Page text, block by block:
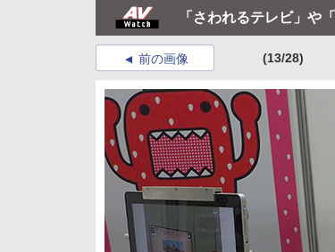
「さわれるテレビ」や
前の画像 (13/28)